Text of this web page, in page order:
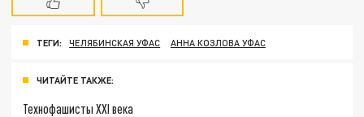
ТЕГИ: ЧЕЛЯБИНСКАЯ УФАС АННА КОЗЛОВА УФАС
ЧИТАЙТЕ ТАКЖЕ:
Технофашисты XXI века